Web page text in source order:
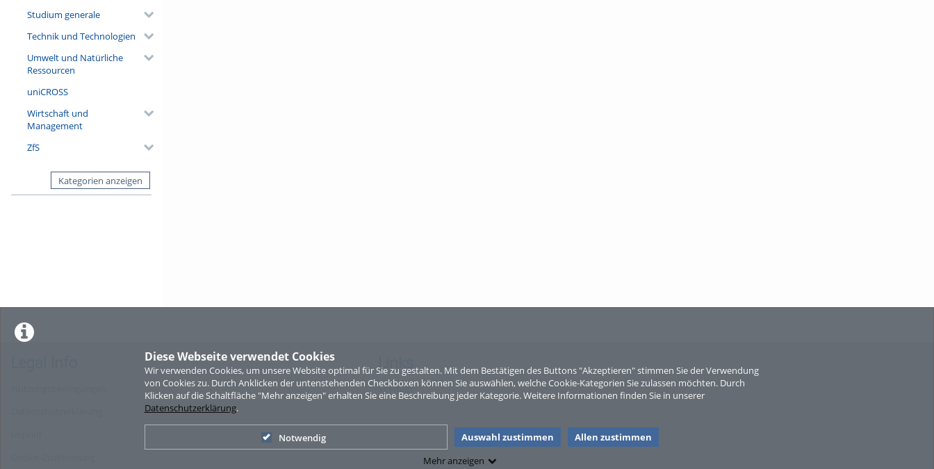
Diese Webseite verwendet Cookies
Wir verwenden Cookies, um unsere Website optimal für Sie zu gestalten. Mit dem Bestätigen des Buttons "Akzeptieren" stimmen Sie der Verwendung
von Cookies zu. Durch Anklicken der untenstehenden Checkboxen können Sie auswählen, welche Cookie-Kategorien Sie zulassen möchten. Durch
Klicken auf die Schaltfläche "Mehr anzeigen" erhalten Sie eine Beschreibung jeder Kategorie. Weitere Informationen finden Sie in unserer
Datenschutzerklärung.
Notwendig Auswahl zustimmen
Allen zustimmen
Mehr anzeigen
Studium generale
Technik und Technologien
Umwelt und Natürliche
Ressourcen
uniCROSS
Wirtschaft und
Management
ZfS
Kategorien anzeigen
Sperber
Links
Sitemap